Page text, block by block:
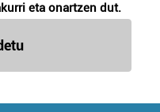
eta onartzen dut.